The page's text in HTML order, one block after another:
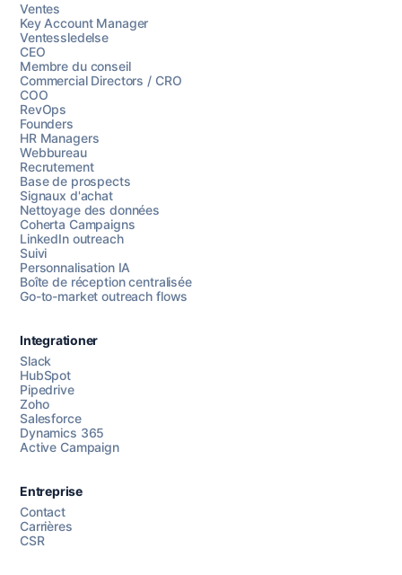
Chattez avec nous
Ventes
Key Account Manager
Ventessledelse
CEO
Membre du conseil
Commercial Directors / CRO
COO
RevOps
Founders
HR Managers
Webbureau
Recrutement
Base de prospects
Signaux d'achat
Nettoyage des données
Coherta Campaigns
LinkedIn outreach
Suivi
Personnalisation IA
Boîte de réception centralisée
Go-to-market outreach flows
Integrationer
Slack
HubSpot
Pipedrive
Zoho
Salesforce
Dynamics 365
Active Campaign
Entreprise
Contact
Carrières
CSR